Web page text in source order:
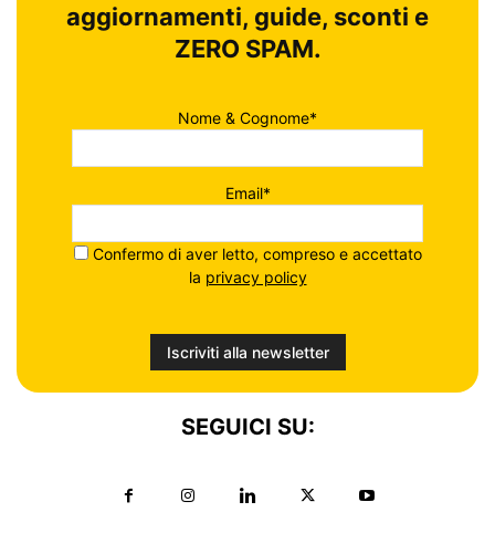
aggiornamenti, guide, sconti e
ZERO SPAM.
Nome & Cognome*
Email*
Confermo di aver letto, compreso e accettato
la privacy policy
SEGUICI SU: